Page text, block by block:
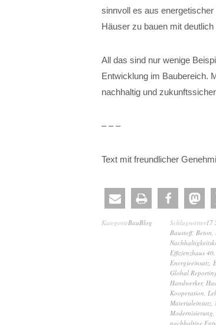
sinnvoll es aus
Häuser zu bauen mit
All das sind nur wenige
Entwicklung im Baubereich.
nachhaltig und
– – –
Text mit freundlicher
KategorieBauBlog Schlagwörter17
Baustoff, Beton
Effizienzhaus 40
Energieeinsatz
Global
Handwerker,
Kooperation
Materialeinsatz
Modernisierung
nachhaltige